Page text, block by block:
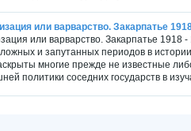
или варварство. Закарпатье
или варварство. Закарпатье
и запутанных периодов в
многие прежде не известные
политики соседних государств в